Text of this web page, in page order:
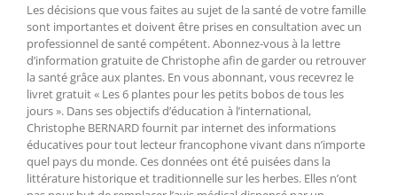
Les décisions que vous faites au sujet de la santé de votre famille
sont importantes et doivent être prises en consultation avec un
professionnel de santé compétent. Abonnez-vous à la lettre
d’information gratuite de Christophe afin de garder ou retrouver
la santé grâce aux plantes. En vous abonnant, vous recevrez le
livret gratuit « Les 6 plantes pour les petits bobos de tous les
jours ». Dans ses objectifs d’éducation à l’international,
Christophe BERNARD fournit par internet des informations
éducatives pour tout lecteur francophone vivant dans n’importe
quel pays du monde. Ces données ont été puisées dans la
littérature historique et traditionnelle sur les herbes. Elles n’ont